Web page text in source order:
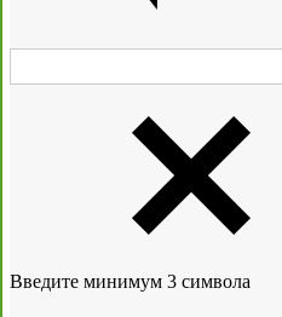
Введите минимум 3 символа